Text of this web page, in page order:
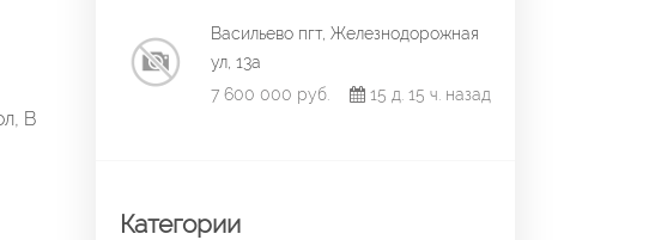
В
Васильево пгт, Железнодорожная
ул, 13а
7 600 000 руб.
15 д. 15 ч. назад
Категории